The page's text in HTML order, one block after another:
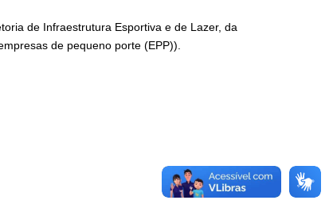
de Infraestrutura Esportiva e de Lazer, da
de pequeno porte (EPP)).